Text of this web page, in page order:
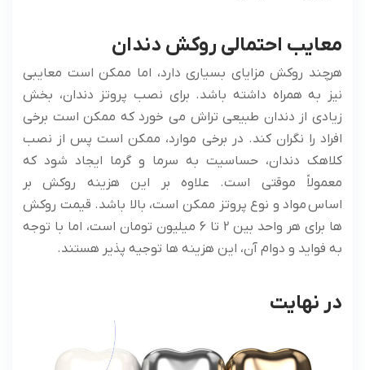
معایب احتمالی روکش دندان
هرچند روکش مزایای بسیاری دارد، اما ممکن است معایبی
نیز به همراه داشته باشد. برای نصب پروتز دندان، بخش
زیادی از دندان طبیعی تراش می خورد که ممکن است برخی
افراد را نگران کند. در برخی موارد، ممکن است پس از نصب
کلاهک دندان، حساسیت به سرما و گرما ایجاد شود که
معمولاً موقتی است. علاوه بر این هزینه روکش بر
اساس مواد و نوع پروتز ممکن است، بالا باشد. قیمت روکش
ها برای هر واحد بین 2 تا 6 میلیون تومان است، اما با توجه
به فواید و دوام آن، این هزینه ها توجیه پذیر هستند.
در نهایت